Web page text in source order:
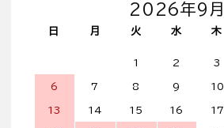
2026年9月
日 月 火 水 木
1 2 3
6 7 8 9 10
13 14 15 16 17